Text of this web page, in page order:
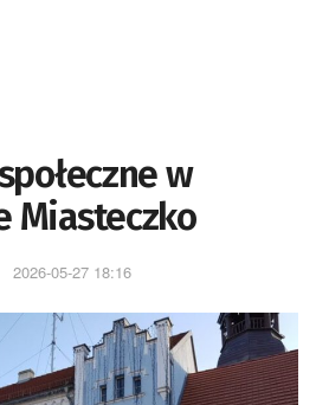
w
Miasteczko
2026-05-27 18:16